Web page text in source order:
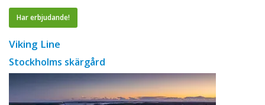
Har erbjudande!
Viking Line
Stockholms skärgård